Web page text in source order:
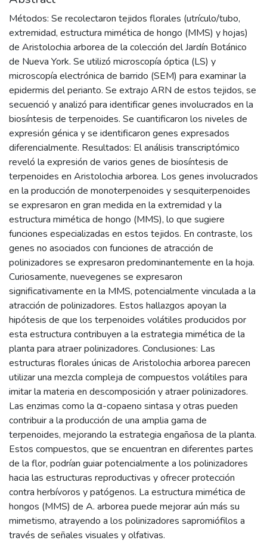
Métodos: Se recolectaron tejidos florales (utrículo/tubo,
extremidad, estructura mimética de hongo (MMS) y hojas)
de Aristolochia arborea de la colección del Jardín Botánico
de Nueva York. Se utilizó microscopía óptica (LS) y
microscopía electrónica de barrido (SEM) para examinar la
epidermis del perianto. Se extrajo ARN de estos tejidos, se
secuenció y analizó para identificar genes involucrados en la
biosíntesis de terpenoides. Se cuantificaron los niveles de
expresión génica y se identificaron genes expresados ​​
diferencialmente. Resultados: El análisis transcriptómico
reveló la expresión de varios genes de biosíntesis de
terpenoides en Aristolochia arborea. Los genes involucrados
en la producción de monoterpenoides y sesquiterpenoides
se expresaron en gran medida en la extremidad y la
estructura mimética de hongo (MMS), lo que sugiere
funciones especializadas en estos tejidos. En contraste, los
genes no asociados con funciones de atracción de
polinizadores se expresaron predominantemente en la hoja.
Curiosamente, nuevegenes se expresaron
significativamente en la MMS, potencialmente vinculada a la
atracción de polinizadores. Estos hallazgos apoyan la
hipótesis de que los terpenoides volátiles producidos por
esta estructura contribuyen a la estrategia mimética de la
planta para atraer polinizadores. Conclusiones: Las
estructuras florales únicas de Aristolochia arborea parecen
utilizar una mezcla compleja de compuestos volátiles para
imitar la materia en descomposición y atraer polinizadores.
Las enzimas como la α-copaeno sintasa y otras pueden
contribuir a la producción de una amplia gama de
terpenoides, mejorando la estrategia engañosa de la planta.
Estos compuestos, que se encuentran en diferentes partes
de la flor, podrían guiar potencialmente a los polinizadores
hacia las estructuras reproductivas y ofrecer protección
contra herbívoros y patógenos. La estructura mimética de
hongos (MMS) de A. arborea puede mejorar aún más su
mimetismo, atrayendo a los polinizadores sapromiófilos a
través de señales visuales y olfativas.